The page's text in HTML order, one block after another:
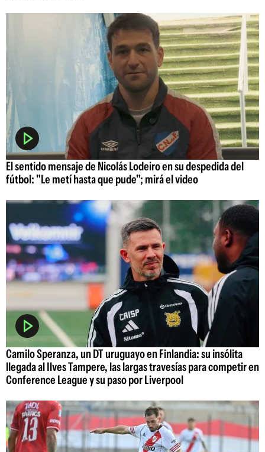
El sentido mensaje de Nicolás Lodeiro en su despedida del
fútbol: "Le metí hasta que pude"; mirá el video
Camilo Speranza, un DT uruguayo en Finlandia: su insólita
llegada al Ilves Tampere, las largas travesías para competir en
Conference League y su paso por Liverpool